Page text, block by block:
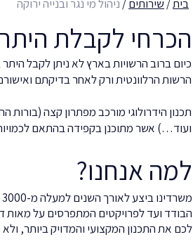
הכרחי לקבלת היתר
בית/ שירותים/ ניהול מי נגר ובנייה ירוקה
כיום ברוב הרשויות בארץ לא ניתן לקבל
הרשות הרלוונטית ורק לאחר בדיקתם
תכנון הידרולוגי מורכב מפתרון קצה (בורות
ועוד…) אשר מתוכנן בקפידהבהתאם
למה אנחנו?
הבודד ועד לפרויקטים המתפרסים על מאות
לכם את התכנון המקצועי והמדויק ביותר,